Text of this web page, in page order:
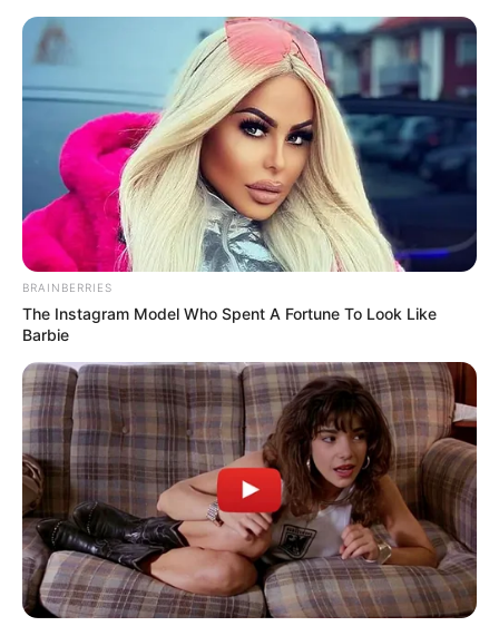
BRAINBERRIES
The Instagram Model Who Spent A Fortune To Look Like
Barbie